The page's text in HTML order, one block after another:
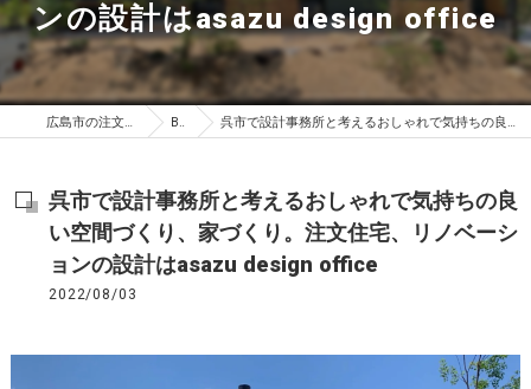
ンの設計はasazu design office
広島市の注文住宅はasazu design office BLOG 呉市で設計事務所と考えるおしゃれで気持ちの良い空間づくり、家づくり。注文住宅、リノベーションの設計はasazu design office
呉市で設計事務所と考えるおしゃれで気持ちの良
い空間づくり、家づくり。注文住宅、リノベーシ
ョンの設計はasazu design office
2022/08/03